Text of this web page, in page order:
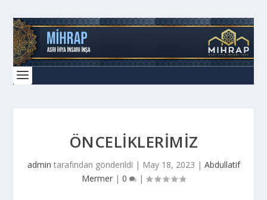
ÖNCELİKLERİMİZ
admin tarafından gönderildi | May 18, 2023 | Abdullatif
Mermer | 0 |